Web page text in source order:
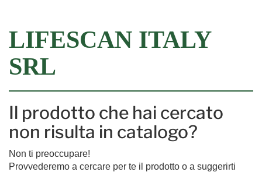
LIFESCAN ITALY
SRL
Il prodotto che hai cercato
non risulta in catalogo?
Non ti preoccupare!
Provvederemo a cercare per te il prodotto o a suggerirti